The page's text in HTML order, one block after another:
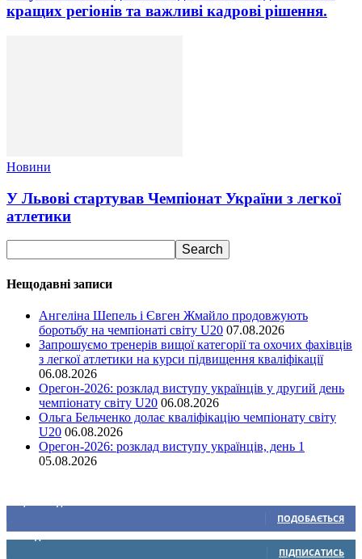
кращих регіонів та важливі кадрові рішення.
Новини
У Львові стартував Чемпіонат України з легкої
атлетики
Нещодавні записи
Ангеліна Шепель і Євген Жмайло продовжують
боротьбу на чемпіонаті світу U20 07.08.2026
Запрошуємо тренерів вищої категорії та охочих фахівців
з легкої атлетики на курси підвищення кваліфікації
06.08.2026
Орегон-2026: розклад виступу українців у другий день
чемпіонату світу U20 06.08.2026
Ольга Бельченко долає кваліфікацію чемпіонату світу
U20 06.08.2026
Орегон-2026: розклад виступу українців, день 1
05.08.2026
ПОДОБАЄТЬСЯ
0 Підписників
ПІДПИСАТИСЬ